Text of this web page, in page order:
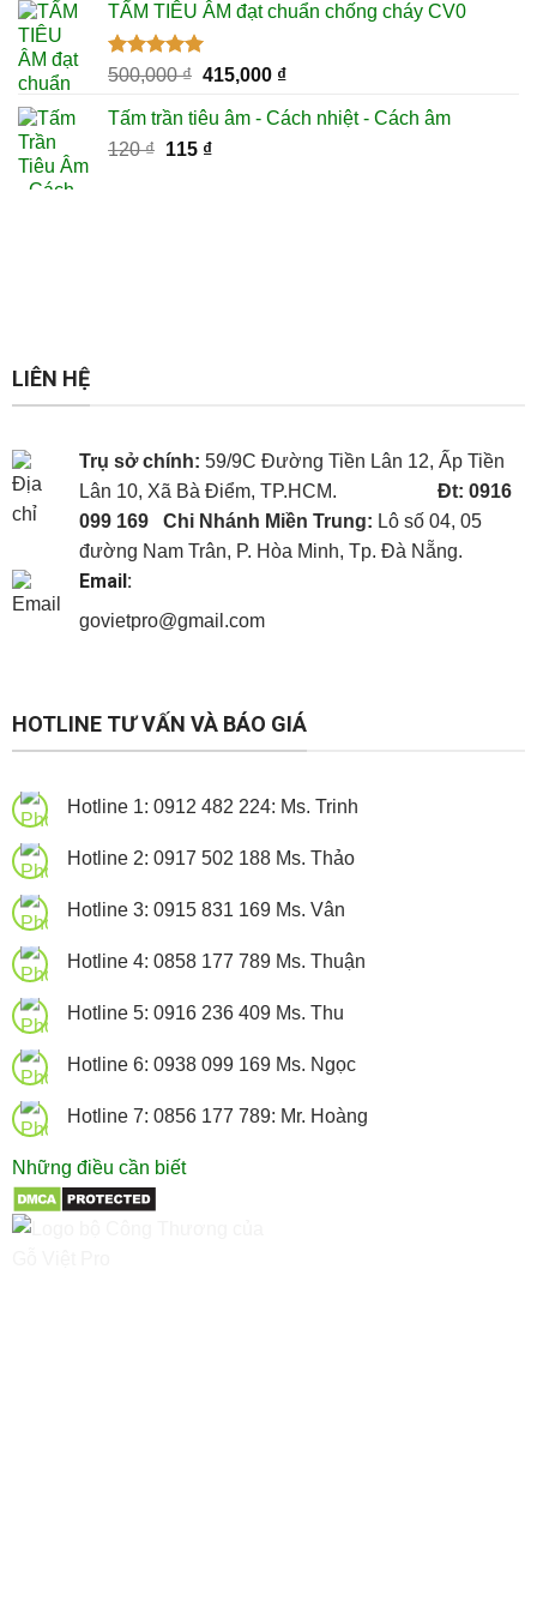
là:
100 ₫.
tại
là:
85 ₫.
TẤM TIÊU ÂM đạt chuẩn chống cháy CV0
Được xếp
hạng
5 sao
500,000₫ Giá
là:
500,000 ₫.
415,000 ₫Giá
tại
Tấm trần tiêu âm - Cách nhiệt - Cách âm
120₫ Giá
115 ₫Giá
LIÊN HỆ
Trụ sở chính: 59/9C Đường Tiền Lân 12, Ấp Tiền
Lân 10, Xã Bà Điểm, TP.HCM.
Đt: 0916
099 169
Chi Nhánh Miền Trung: Lô số 04, 05
đường Nam Trân, P. Hòa Minh, Tp. Đà Nẵng.
Email:
govietpro@gmail.com
HOTLINE TƯ VẤN VÀ BÁO GIÁ
Hotline 1: 0912 482 224: Ms. Trinh
Hotline 2: 0917 502 188 Ms. Thảo
Hotline 3: 0915 831 169 Ms. Vân
Hotline 4: 0858 177 789 Ms. Thuận
Hotline 5: 0916 236 409 Ms. Thu
Hotline 6: 0938 099 169 Ms. Ngọc
Hotline 7: 0856 177 789: Mr. Hoàng
Những điều cần biết